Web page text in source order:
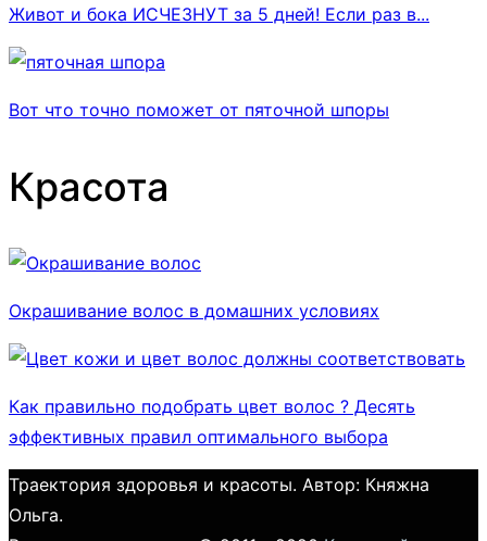
Живот и бока ИСЧЕЗНУТ за 5 дней! Если раз в...
Вот что точно поможет от пяточной шпоры
Красота
Окрашивание волос в домашних условиях
Как правильно подобрать цвет волос ? Десять
эффективных правил оптимального выбора
Траектория здоровья и красоты. Автор: Княжна
Ольга.